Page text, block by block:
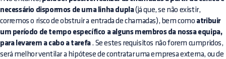
necessário dispormos de uma linha dupla(já que, se não existir,
corremos o risco de obstruir a entrada de chamadas), bem como atribuir
um período de tempo específico a alguns membros da nossa equipa,
para levarem a cabo a tarefa. Se estes requisitos não forem cumpridos,
será melhor ventilar a hipótese de contratar uma empresa externa, ou de